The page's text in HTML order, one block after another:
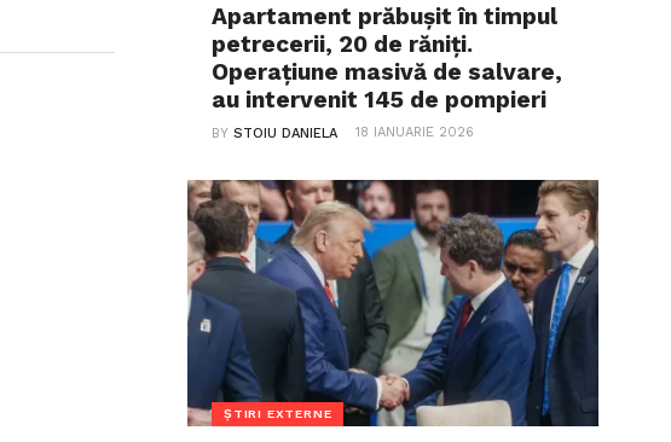
Apartament prăbușit în timpul
petrecerii, 20 de răniți.
Operațiune masivă de salvare,
au intervenit 145 de pompieri
BYSTOIU DANIELA 18 IANUARIE 2026
ȘTIRI EXTERNE